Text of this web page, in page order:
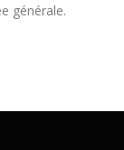
générale.